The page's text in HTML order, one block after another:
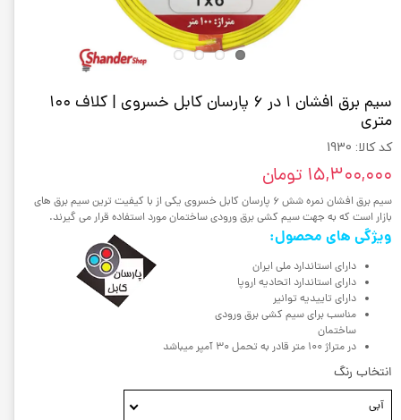
سیم برق افشان 1 در 6 پارسان کابل خسروی | کلاف 100
متری
کد کالا: 1930
۱۵,۳۰۰,۰۰۰ تومان
سیم برق افشان نمره شش 6 پارسان کابل خسروی یکی از با کیفیت ترین سیم برق های
بازار است که به جهت سیم کشی برق ورودی ساختمان مورد استفاده قرار می گیرند.
ویژگی های محصول:
دارای استاندارد ملی ایران
دارای استاندارد اتحادیه اروپا
دارای تاییدیه توانیر
مناسب برای سیم کشی برق ورودی
ساختمان
در متراژ 100 متر قادر به تحمل 30 آمپر میباشد
انتخاب رنگ
آبی